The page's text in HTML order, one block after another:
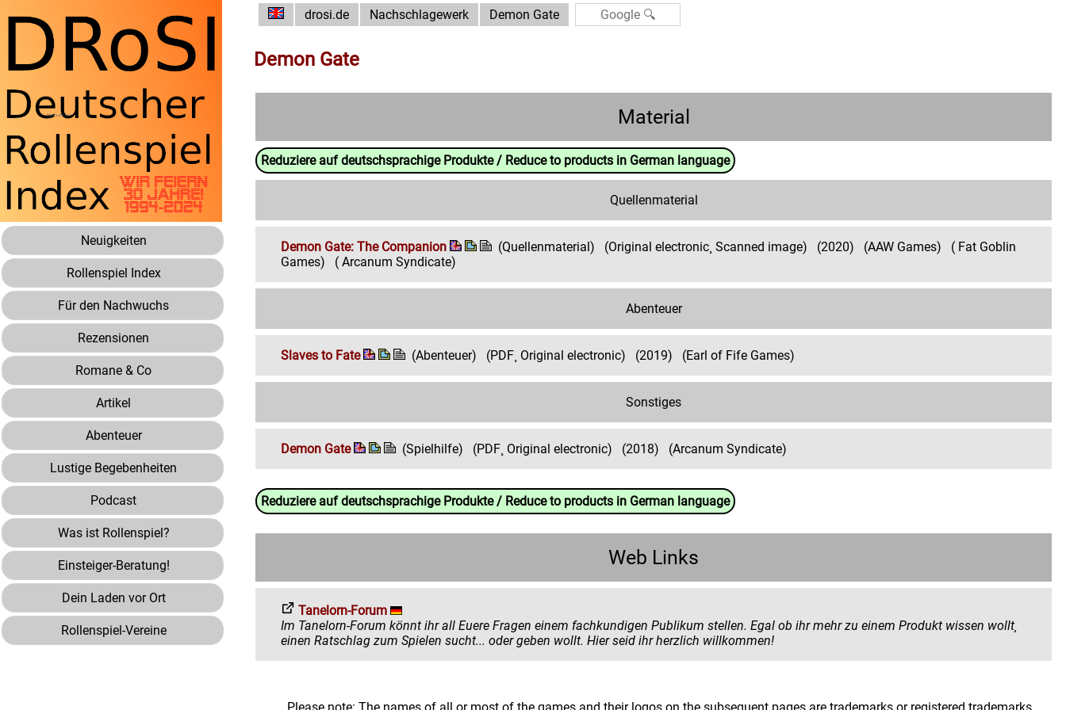
Neuigkeiten
Rollenspiel Index
Für den Nachwuchs
Rezensionen
Romane & Co
Artikel
Abenteuer
Lustige Begebenheiten
Podcast
Was ist Rollenspiel?
Einsteiger-Beratung!
Dein Laden vor Ort
Rollenspiel-Vereine
drosi.de Nachschlagewerk Demon Gate
Demon Gate
Material
Reduziere auf deutschsprachige Produkte / Reduce to products in German language
Quellenmaterial
Demon Gate: The Companion (Quellenmaterial) (Original electronic¸ Scanned image) (2020) (AAW Games)
( Fat Goblin
Games)
( Arcanum Syndicate)
Abenteuer
Slaves to Fate (Abenteuer) (PDF¸ Original electronic) (2019) (Earl of Fife Games)
Sonstiges
Demon Gate (Spielhilfe) (PDF¸ Original electronic) (2018) (Arcanum Syndicate)
Reduziere auf deutschsprachige Produkte / Reduce to products in German language
Web Links
Tanelorn-Forum
Im Tanelorn-Forum könnt ihr all Euere Fragen einem fachkundigen Publikum stellen. Egal ob ihr mehr zu einem Produkt wissen wollt¸
einen Ratschlag zum Spielen sucht... oder geben wollt. Hier seid ihr herzlich willkommen!